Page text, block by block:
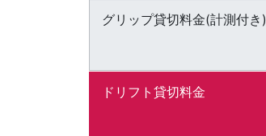
グリップ貸切料金(計測付き)
ドリフト貸切料金